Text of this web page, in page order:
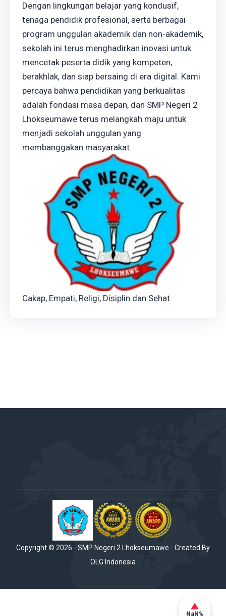
Dengan lingkungan belajar yang kondusif,
tenaga pendidik profesional, serta berbagai
program unggulan akademik dan non-akademik,
sekolah ini terus menghadirkan inovasi untuk
mencetak peserta didik yang kompeten,
berakhlak, dan siap bersaing di era digital. Kami
percaya bahwa pendidikan yang berkualitas
adalah fondasi masa depan, dan SMP Negeri 2
Lhokseumawe terus melangkah maju untuk
menjadi sekolah unggulan yang
membanggakan masyarakat.
Cakap, Empati, Religi, Disiplin dan Sehat
Copyright © 2026 - SMP Negeri 2 Lhokseumawe - Created By
OLG Indonesia
NaN%